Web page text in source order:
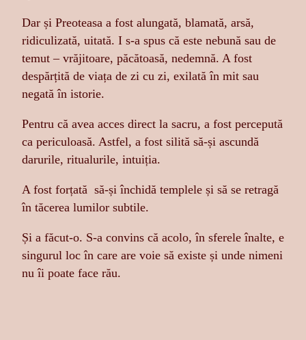
Dar și Preoteasa a fost alungată, blamată, arsă,
ridiculizată, uitată. I s-a spus că este nebună sau de
temut – vrăjitoare, păcătoasă, nedemnă. A fost
despărțită de viața de zi cu zi, exilată în mit sau
negată în istorie.
Pentru că avea acces direct la sacru, a fost percepută
ca periculoasă. Astfel, a fost silită să-și ascundă
darurile, ritualurile, intuiția.
A fost forțată să-și închidă templele și să se retragă
în tăcerea lumilor subtile.
Și a făcut-o. S-a convins că acolo, în sferele înalte, e
singurul loc în care are voie să existe și unde nimeni
nu îi poate face rău.